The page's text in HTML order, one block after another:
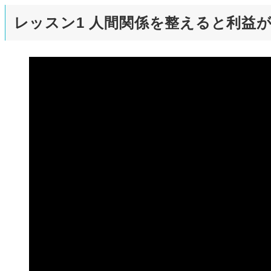
レッスン1 人間関係を整えると利益